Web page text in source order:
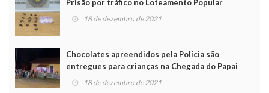
Prisão por tráfico no Loteamento Popular
18 de dezembro de 2021
Chocolates apreendidos pela Polícia são
entregues para crianças na Chegada do Papai
Noel
18 de dezembro de 2021